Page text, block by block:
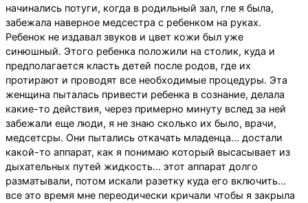
начинались потуги, когда в родильный зал, гле я была,
забежала наверное медсестра с ребенком на руках.
Ребенок не издавал звуков и цвет кожи был уже
синюшный. Этого ребенка положили на столик, куда и
предполагается класть детей после родов, где их
протирают и проводят все необходимые процедуры. Эта
женщина пыталась привести ребенка в сознание, делала
какие-то действия, через примерно минуту вслед за ней
забежали еще люди, я не знаю сколько их было, врачи,
медсетсры. Они пытались откачать младенца... достали
какой-то аппарат, как я понимаю который высасывает из
дыхательных путей жидкость... этот аппарат долго
разматывали, потом искали разетку куда его включить...
все это время мне переодически кричали чтобы я закрыла